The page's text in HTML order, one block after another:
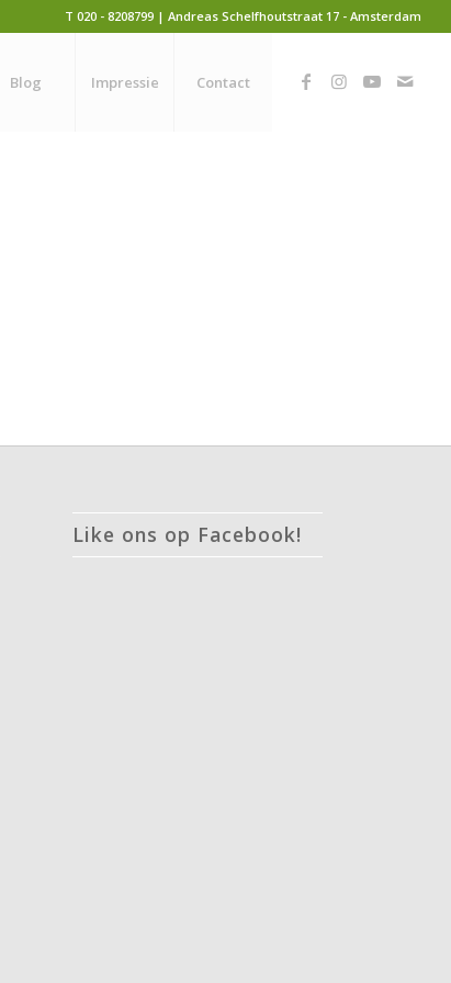
T 020 - 8208799 | Andreas Schelfhoutstraat 17 - Amsterdam
Blog Impressie Contact
Like ons op Facebook!